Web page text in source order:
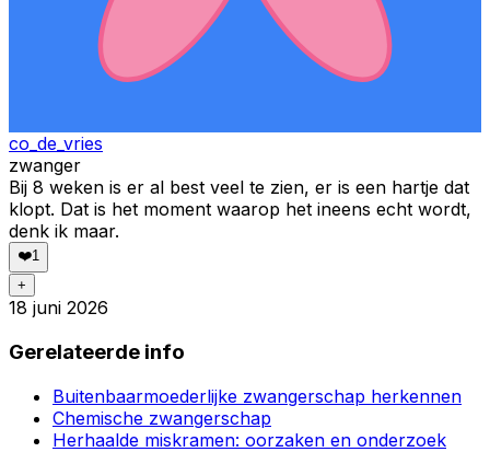
co_de_vries
zwanger
Bij 8 weken is er al best veel te zien, er is een hartje dat
klopt. Dat is het moment waarop het ineens echt wordt,
denk ik maar.
❤️1
+
18 juni 2026
Gerelateerde info
Buitenbaarmoederlijke zwangerschap herkennen
Chemische zwangerschap
Herhaalde miskramen: oorzaken en onderzoek